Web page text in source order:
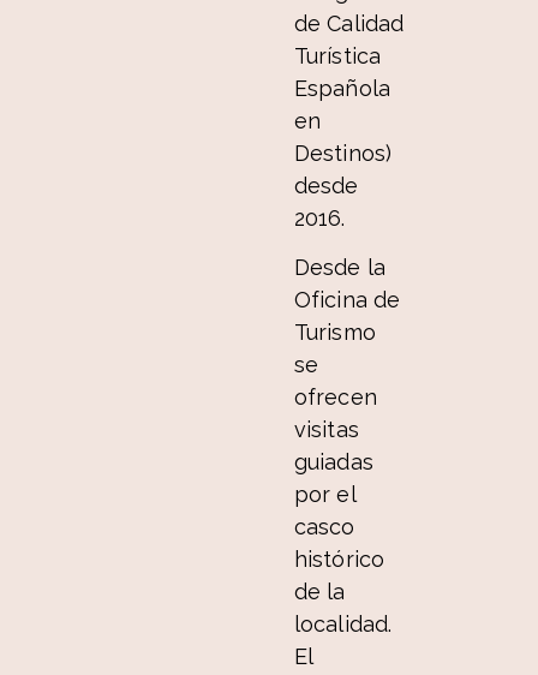
de Calidad
Turística
Española
en
Destinos)
desde
2016.
Desde la
Oficina de
Turismo
se
ofrecen
visitas
guiadas
por el
casco
histórico
de la
localidad.
El